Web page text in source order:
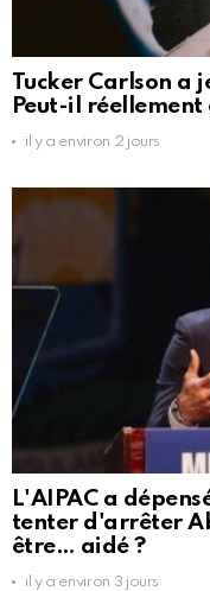
Tucker Carlson a
Peut-il réellement
il y a environ 2 jours
L'AIPAC a
tenter d'arrêter
être… aidé ?
il y a environ 3 jours